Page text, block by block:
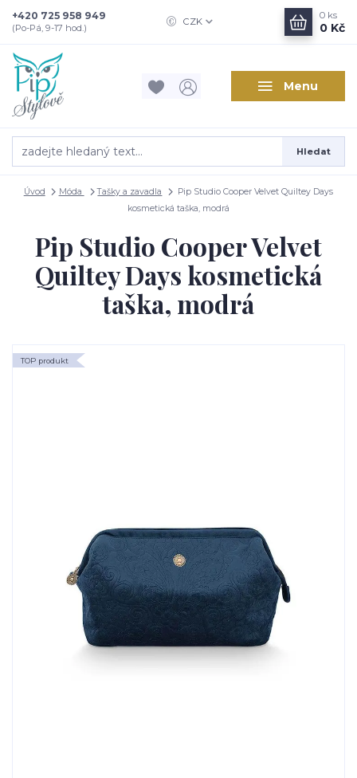
Menu
CZK
Hledat
+420 725 958 949
(Po-Pá, 9-17 hod.)
0 ks
0 Kč
Úvod Móda Tašky a zavadla
Pip Studio Cooper Velvet Quiltey Days
kosmetická taška, modrá
Pip Studio Cooper Velvet
Quiltey Days kosmetická
taška, modrá
TOP produkt